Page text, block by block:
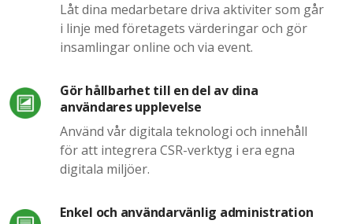
Låt dina medarbetare driva aktiviter som går
i linje med företagets värderingar och gör
insamlingar online och via event.
Gör hållbarhet till en del av dina
användares upplevelse
Använd vår digitala teknologi och innehåll
för att integrera CSR-verktyg i era egna
digitala miljöer.
Enkel och användarvänlig administration